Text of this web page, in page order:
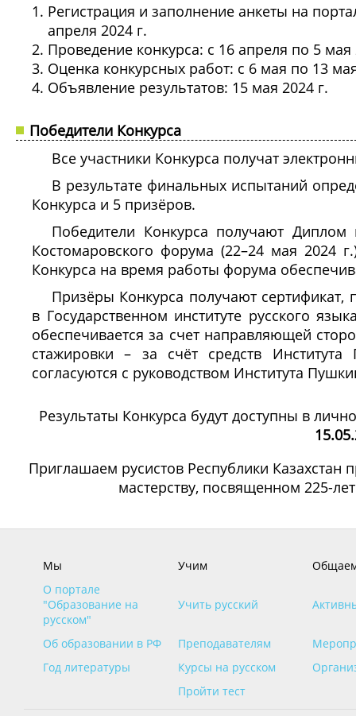
Регистрация и заполнение анкеты на
апреля 2024 г.
Проведение конкурса: с 16 апреля по 5 мая
Оценка конкурсных работ: с 6 мая по 13
Объявление результатов: 15 мая 2024 г.
Победители Конкурса
Все участники Конкурса получат
В результате финальных испытаний
Конкурса и 5 призёров.
Победители Конкурса получают
Костомаровского форума (22–24 мая 2024
Конкурса на время работы форума
Призёры Конкурса получают
в Государственном институте русского
обеспечивается за счет направляющей
стажировки – за счёт средств
согласуются с руководством Института
Результаты Конкурса будут доступны в
Приглашаем русистов Республики Казахстан
мастерству, посвященном 225-
Мы Учим
О портале
"Образование на
русском"
Учить русский
Об образовании в РФ Преподавателям
Год литературы
Курсы на русском
Пройти тест